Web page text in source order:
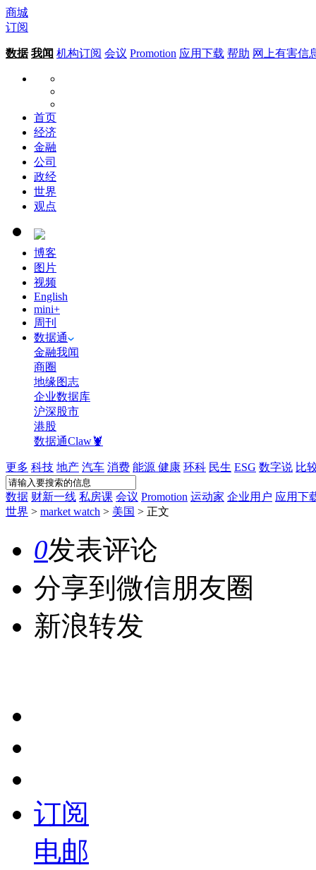
商城
订阅
数据 我闻 机构订阅 会议 Promotion 应用下载 帮助 网上有害信
首页
经济
金融
公司
政经
世界
观点
博客
图片
视频
English
mini+
周刊
数据通
金融我闻
商圈
地缘图志
企业数据库
沪深股市
港股
数据通Claw🦞
更多 科技 地产 汽车 消费 能源 健康 环科 民生 ESG 数字说 比
数据 财新一线 私房课 会议 Promotion 运动家 企业用户 应用下
世界 > market watch > 美国 > 正文
0发表评论
分享到微信朋友圈
新浪转发
订阅
电邮